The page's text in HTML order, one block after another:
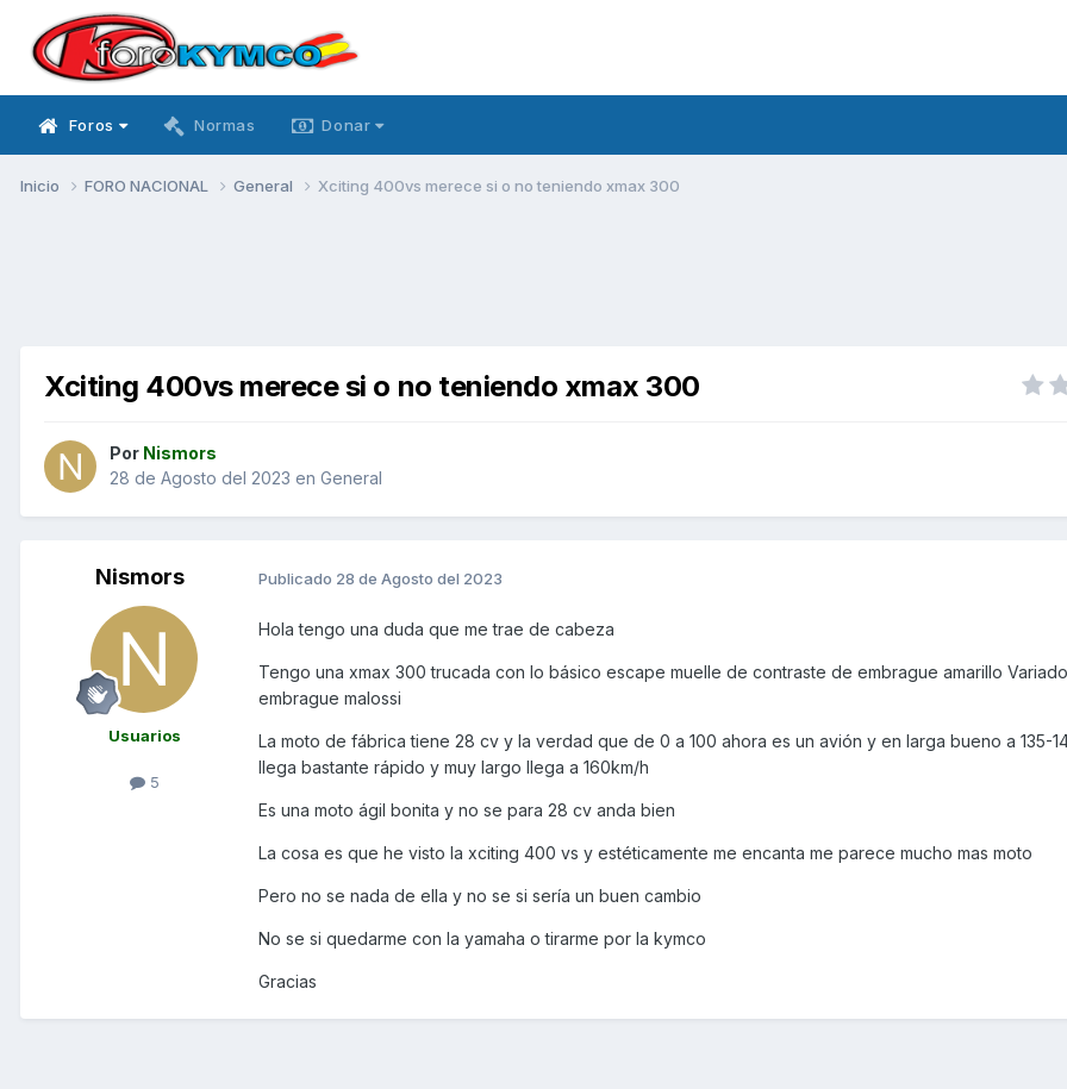
Foros Normas Donar
Inicio FORO NACIONAL General Xciting 400vs merece si o no teniendo xmax 300
Xciting 400vs merece si o no teniendo xmax 300
Por Nismors
28 de Agosto del 2023 en General
Nismors
Usuarios
5
Publicado 28 de Agosto del 2023
Hola tengo una duda que me trae de cabeza
Tengo una xmax 300 trucada con lo básico escape muelle de contraste de embrague amarillo
embrague malossi
La moto de fábrica tiene 28 cv y la verdad que de 0 a 100 ahora es un avión y en larga bueno a 135-
llega bastante rápido y muy largo llega a 160km/h
Es una moto ágil bonita y no se para 28 cv anda bien
La cosa es que he visto la xciting 400 vs y estéticamente me encanta me parece mucho mas moto
Pero no se nada de ella y no se si sería un buen cambio
No se si quedarme con la yamaha o tirarme por la kymco
Gracias